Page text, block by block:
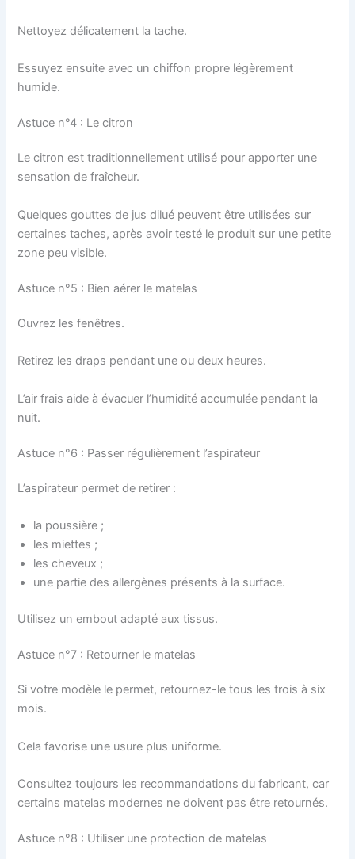
Nettoyez délicatement la tache.
Essuyez ensuite avec un chiffon propre légèrement
humide.
Astuce n°4 : Le citron
Le citron est traditionnellement utilisé pour apporter une
sensation de fraîcheur.
Quelques gouttes de jus dilué peuvent être utilisées sur
certaines taches, après avoir testé le produit sur une petite
zone peu visible.
Astuce n°5 : Bien aérer le matelas
Ouvrez les fenêtres.
Retirez les draps pendant une ou deux heures.
L’air frais aide à évacuer l’humidité accumulée pendant la
nuit.
Astuce n°6 : Passer régulièrement l’aspirateur
L’aspirateur permet de retirer :
la poussière ;
les miettes ;
les cheveux ;
une partie des allergènes présents à la surface.
Utilisez un embout adapté aux tissus.
Astuce n°7 : Retourner le matelas
Si votre modèle le permet, retournez-le tous les trois à six
mois.
Cela favorise une usure plus uniforme.
Consultez toujours les recommandations du fabricant, car
certains matelas modernes ne doivent pas être retournés.
Astuce n°8 : Utiliser une protection de matelas